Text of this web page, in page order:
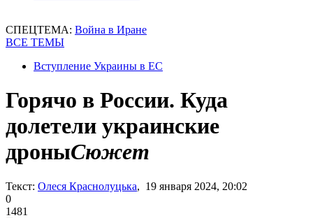
СПЕЦТЕМА: Война в Иране
ВСЕ ТЕМЫ
Вступление Украины в ЕС
Горячо в России. Куда
долетели украинские
дроныСюжет
Текст: Олеся Краснолуцька, 19 января 2024, 20:02
0
1481